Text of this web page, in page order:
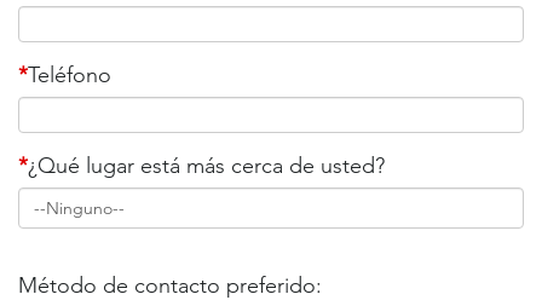
*Teléfono
*¿Qué lugar está más cerca de usted?
Método de contacto preferido: